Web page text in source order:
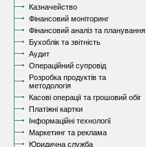
Казначейство
Фінансовий моніторинг
Фінансовий аналіз та планування
Бухоблік та звітність
Аудит
Операційний супровід
Розробка продуктів та
методологія
Касові операції та грошовий обіг
Платіжні картки
Інформаційні технології
Маркетинг та реклама
Юридична служба